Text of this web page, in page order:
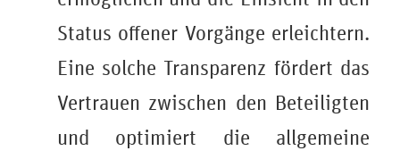
Status offener Vorgänge erleichtern.
Eine solche Transparenz fördert das
Vertrauen zwischen den Beteiligten
und optimiert die allgemeine